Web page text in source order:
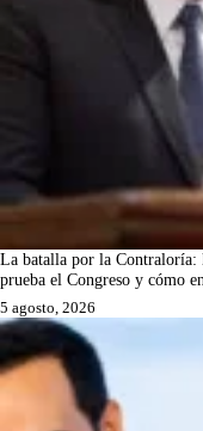
La batalla por la Contraloría:
prueba el Congreso y cómo
5 agosto, 2026